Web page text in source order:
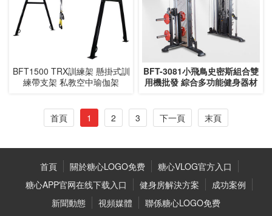
BFT1500 TRX訓練架 懸掛式訓
練帶支架 私教空中瑜伽架
BFT-3081小飛鳥史密斯組合雙
用機批發 綜合多功能健身器材
首頁 1 2 3 下一頁 末頁
首頁 關於糖心LOGO免费
糖心VLOG官方入口
糖心APP官网在线下载入口
健身房解決方案
成功案例
新聞動態
視頻媒體 聯係糖心LOGO免费